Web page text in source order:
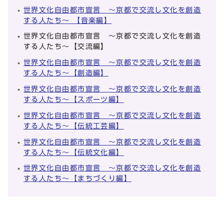
世界文化自由都市宣言 ～京都で交流し文化を創造
する人たち～ 【音楽編】
世界文化自由都市宣言 ～京都で交流し文化を創造
する人たち～【交流編】
世界文化自由都市宣言 ～京都で交流し文化を創造
する人たち～【創造編】
世界文化自由都市宣言 ～京都で交流し文化を創造
する人たち～【スポーツ編】
世界文化自由都市宣言 ～京都で交流し文化を創造
する人たち～【伝統工芸編】
世界文化自由都市宣言 ～京都で交流し文化を創造
する人たち～【伝統文化編】
世界文化自由都市宣言 ～京都で交流し文化を創造
する人たち～【まちづくり編】